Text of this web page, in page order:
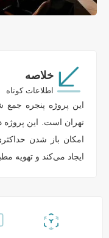
خلاصه
اطلاعات کوتاه
این پروژه پنجره جمع
امکان باز شدن
ایجاد می‌کند و تهویه